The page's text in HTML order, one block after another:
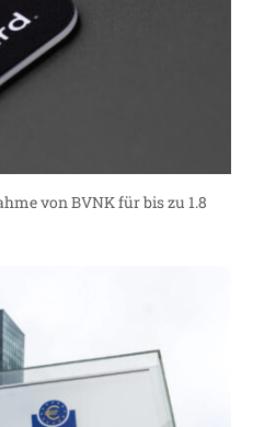
von BVNK für bis zu 1.8